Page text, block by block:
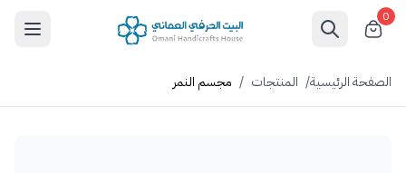
0
الصفحة الرئيسية/ المنتجات / مجسم النمر